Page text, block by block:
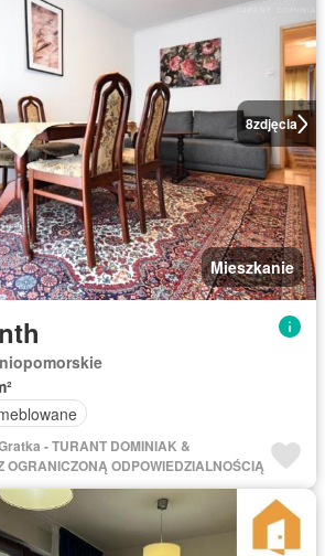
8zdjęcia
Mieszkanie
- TURANT DOMINIAK &
OGRANICZONĄ ODPOWIEDZIALNOŚCIĄ